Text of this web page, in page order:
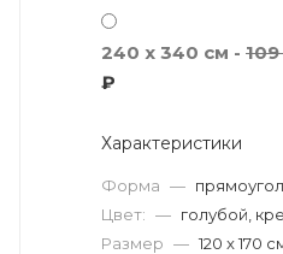
240 x 340 см -
₽
Характеристики
Форма —
Цвет: — голубой,
Размер — 120 x 170